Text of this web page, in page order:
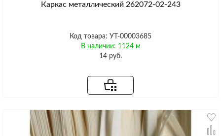
Каркас металлический 262072-02-243
Код товара: УТ-00003685
В наличии: 1124 м
14 руб.